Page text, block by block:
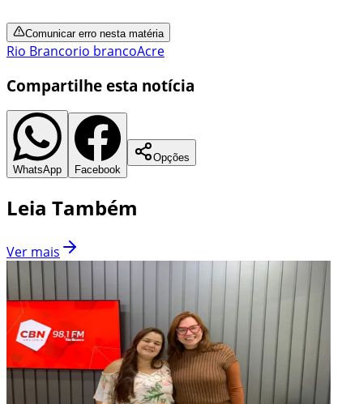
Comunicar erro nesta matéria
Rio Brancorio brancoAcre
Compartilhe esta notícia
WhatsApp Facebook
Opções
Leia Também
Ver mais